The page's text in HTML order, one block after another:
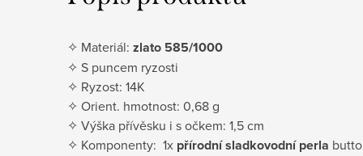
✧ Materiál: zlato 585/1000
✧ S puncem ryzosti
✧ Ryzost: 14K
✧ Orient. hmotnost: 0,68 g
✧ Výška přívěsku i s očkem: 1,5 cm
✧ Komponenty: 1x přírodní sladkovodní perla